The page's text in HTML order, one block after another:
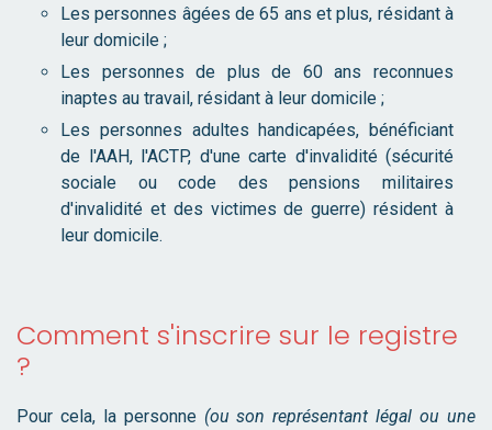
Les personnes âgées de 65 ans et plus, résidant à
leur domicile ;
Les personnes de plus de 60 ans reconnues
inaptes au travail, résidant à leur domicile ;
Les personnes adultes handicapées, bénéficiant
de l'AAH, l'ACTP, d'une carte d'invalidité (sécurité
sociale ou code des pensions militaires
d'invalidité et des victimes de guerre) résident à
leur domicile.
Comment s'inscrire sur le registre
?
Pour cela, la personne (ou son représentant légal ou une